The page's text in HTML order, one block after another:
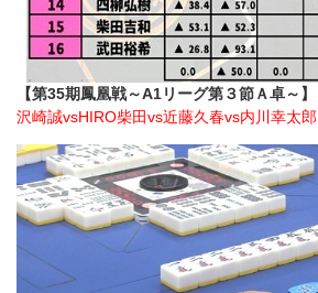
【第35期鳳凰戦～A1リーグ第３節Ａ卓～】
沢崎誠vsHIRO柴田vs近藤久春vs内川幸太郎